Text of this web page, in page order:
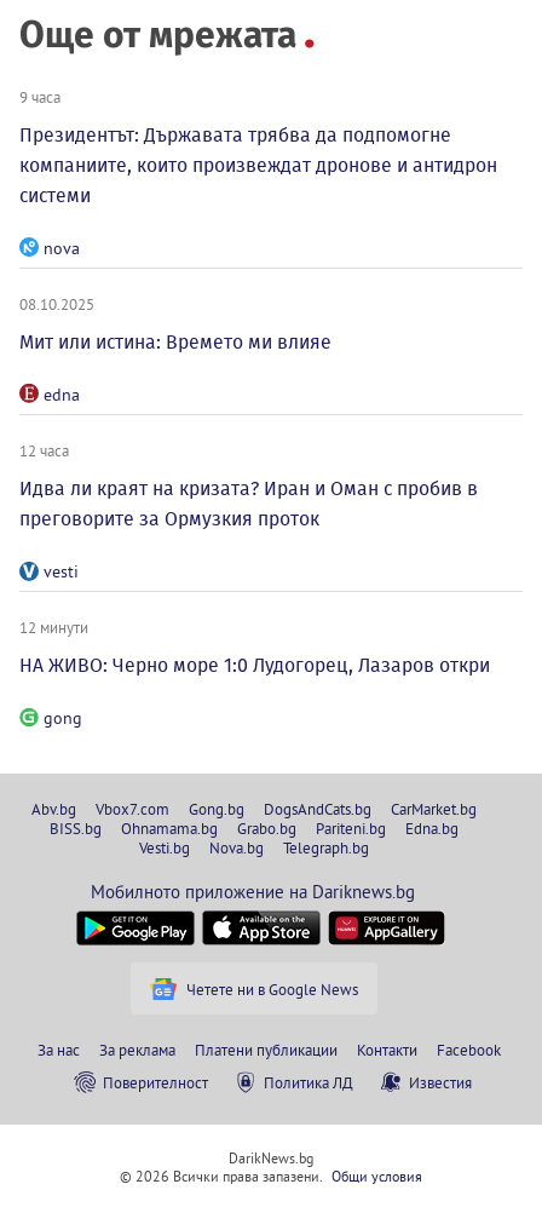
Още от мрежата
9 часа
Президентът: Държавата трябва да подпомогне
компаниите, които произвеждат дронове и антидрон
системи
nova
08.10.2025
Мит или истина: Времето ми влияе
edna
12 часа
Идва ли краят на кризата? Иран и Оман с пробив в
преговорите за Ормузкия проток
vesti
12 минути
НА ЖИВО: Черно море 1:0 Лудогорец, Лазаров откри
gong
Abv.bg Vbox7.com Gong.bg DogsAndCats.bg
CarMarket.bg
BISS.bg
Ohnamama.bg Grabo.bg Pariteni.bg
Edna.bg
Vesti.bg
Nova.bg Telegraph.bg
Мобилното приложение на Dariknews.bg
Четете ни в Google News
За нас За реклама Платени публикации Контакти
Facebook
Поверителност
Политика ЛД Известия
DarikNews.bg
© 2026 Всички права запазени. Общи условия